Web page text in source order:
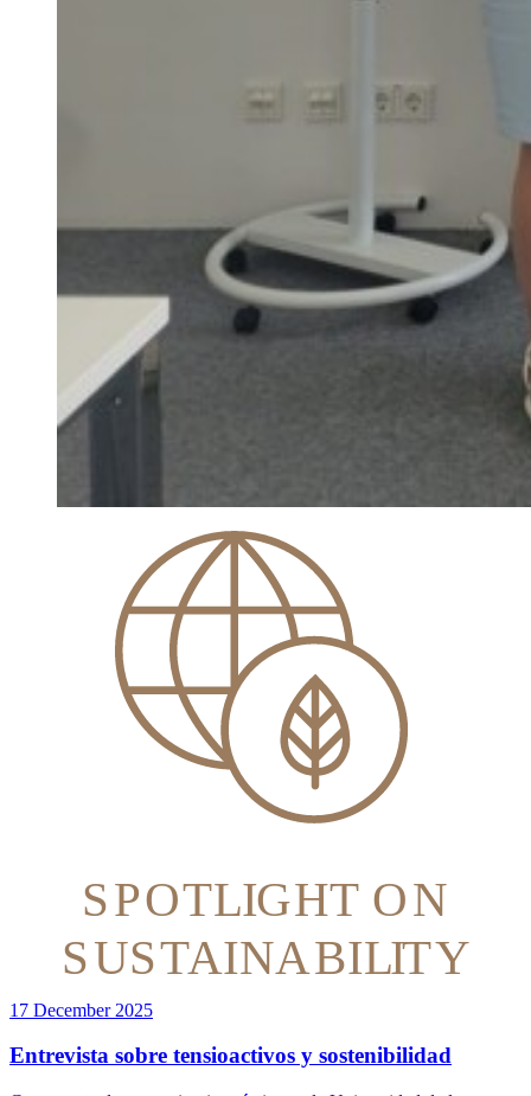
SPOTLIGHT ON
SUSTAINABILITY
17 December 2025
Entrevista sobre tensioactivos y sostenibilidad